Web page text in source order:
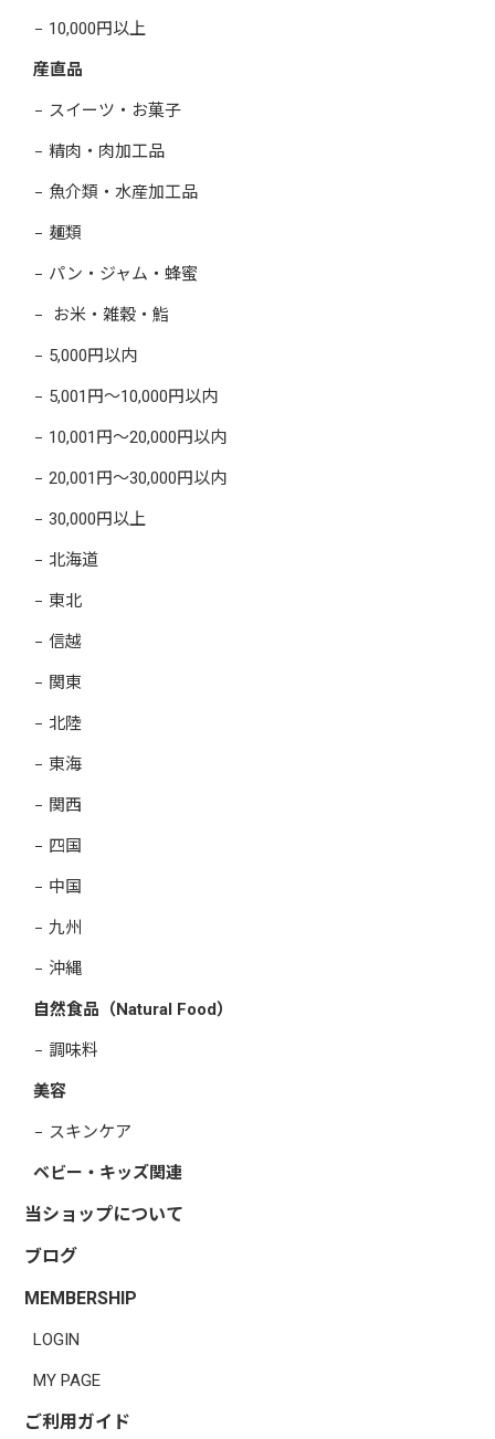
10,000円以上
産直品
スイーツ・お菓子
精肉・肉加工品
魚介類・水産加工品
麺類
パン・ジャム・蜂蜜
お米・雑穀・鮨
5,000円以内
5,001円～10,000円以内
10,001円～20,000円以内
20,001円～30,000円以内
30,000円以上
北海道
東北
信越
関東
北陸
東海
関西
四国
中国
九州
沖縄
自然食品（Natural Food）
調味料
美容
スキンケア
ベビー・キッズ関連
当ショップについて
ブログ
MEMBERSHIP
LOGIN
MY PAGE
ご利用ガイド